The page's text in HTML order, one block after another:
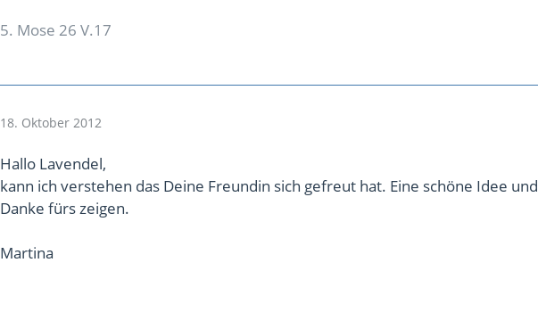
5. Mose 26 V.17
18. Oktober 2012
Hallo Lavendel,
kann ich verstehen das Deine Freundin sich gefreut hat. Eine schöne Idee und
Danke fürs zeigen.
Martina